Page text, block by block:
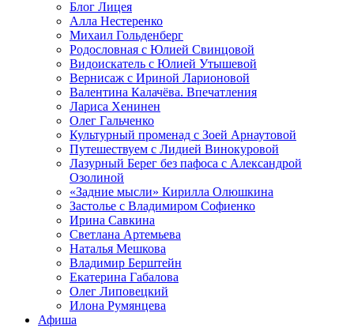
Блог Лицея
Алла Нестеренко
Михаил Гольденберг
Родословная с Юлией Свинцовой
Видоискатель с Юлией Утышевой
Вернисаж с Ириной Ларионовой
Валентина Калачёва. Впечатления
Лариса Хенинен
Олег Гальченко
Культурный променад с Зоей Арнаутовой
Путешествуем с Лидией Винокуровой
Лазурный Берег без пафоса с Александрой
Озолиной
«Задние мысли» Кирилла Олюшкина
Застолье с Владимиром Софиенко
Ирина Савкина
Светлана Артемьева
Наталья Мешкова
Владимир Берштейн
Екатерина Габалова
Олег Липовецкий
Илона Румянцева
Афиша